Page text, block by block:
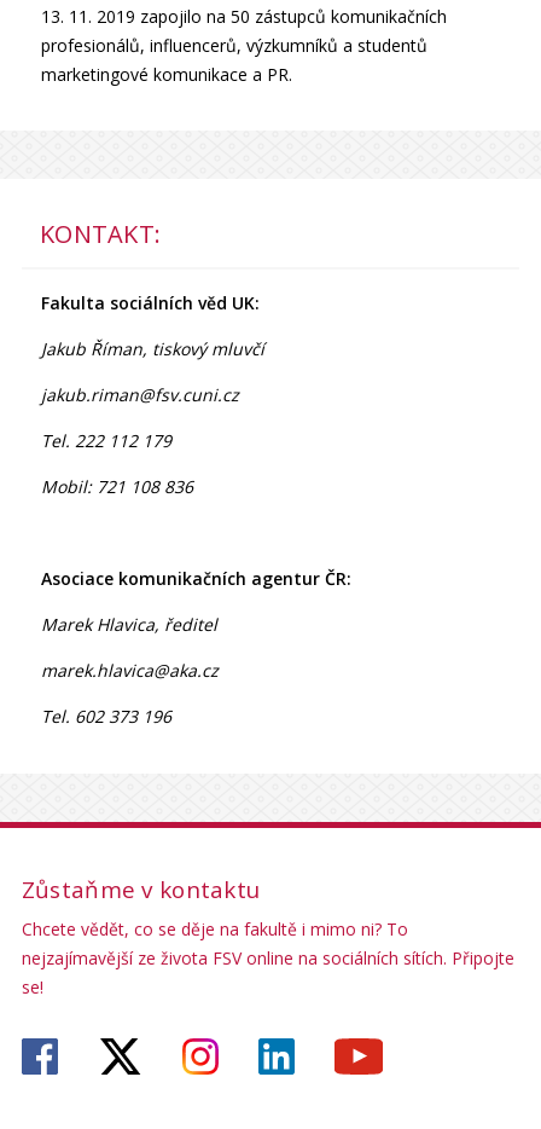
13. 11. 2019 zapojilo na 50 zástupců komunikačních
profesionálů, influencerů, výzkumníků a studentů
marketingové komunikace a PR.
KONTAKT:
Fakulta sociálních věd UK:
Jakub Říman, tiskový mluvčí
jakub.riman@fsv.cuni.cz
Tel. 222 112 179
Mobil: 721 108 836
Asociace komunikačních agentur ČR:
Marek Hlavica, ředitel
marek.hlavica@aka.cz
Tel. 602 373 196
Zůstaňme v kontaktu
Chcete vědět, co se děje na fakultě i mimo ni? To
nejzajímavější ze života FSV online na sociálních sítích. Připojte
se!